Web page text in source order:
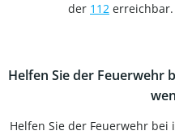
der 112 erreichbar.
Helfen Sie der Feuerwehr
Helfen Sie der Feuerwehr